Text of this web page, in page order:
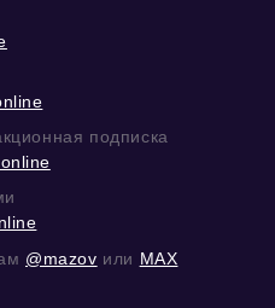
подписка
@mazov или MAX